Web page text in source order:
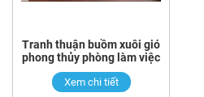
Tranh thuận buồm xuôi gió
phong thủy phòng làm việc
Xem chi tiết